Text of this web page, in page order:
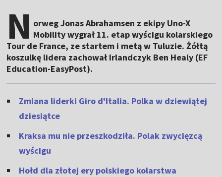
N orweg Jonas Abrahamsen z ekipy Uno-X
Mobility wygrał 11. etap wyścigu kolarskiego
Tour de France, ze startem i metą w Tuluzie. Żółtą
koszulkę lidera zachował Irlandczyk Ben Healy (EF
Education-EasyPost).
Zmiana liderki Giro d'Italia. Polka w dziewiątej
dziesiątce
Kraksa mu nie przeszkodziła. Polak zwycięzcą
wyścigu
Hołd dla złotej ery polskiego kolarstwa